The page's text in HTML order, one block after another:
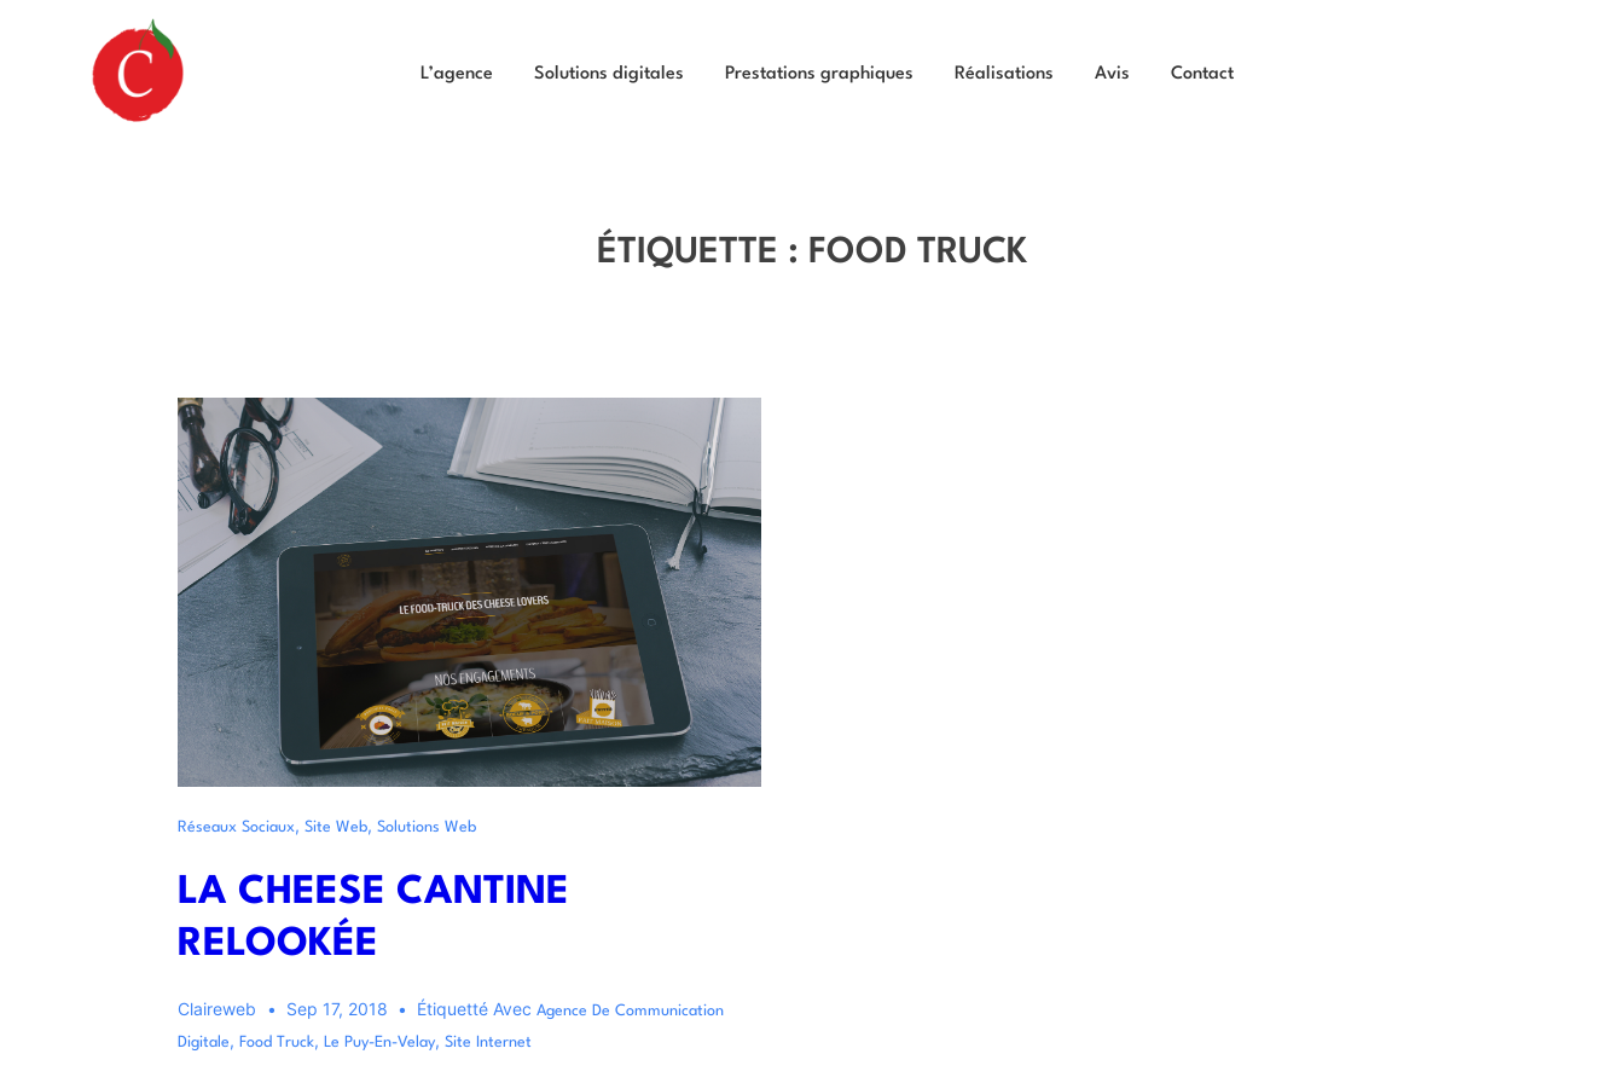
L’agence Solutions digitales Prestations graphiques Réalisations Avis Contact
ÉTIQUETTE : FOOD TRUCK
Réseaux Sociaux, Site Web, Solutions Web
LA CHEESE CANTINE
RELOOKÉE
Claireweb Sep 17, 2018 Étiquetté AvecAgence De Communication
Digitale, Food Truck, Le Puy-En-Velay, Site Internet